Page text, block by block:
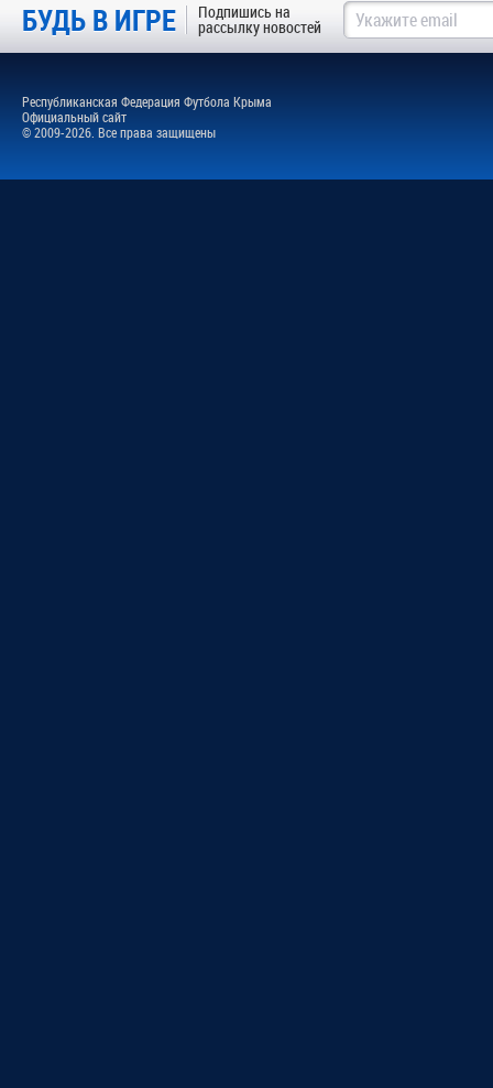
БУДЬ В ИГРЕ Подпишись на
рассылку новостей
Республиканская Федерация Футбола Крыма
Официальный сайт
© 2009-2026. Все права защищены